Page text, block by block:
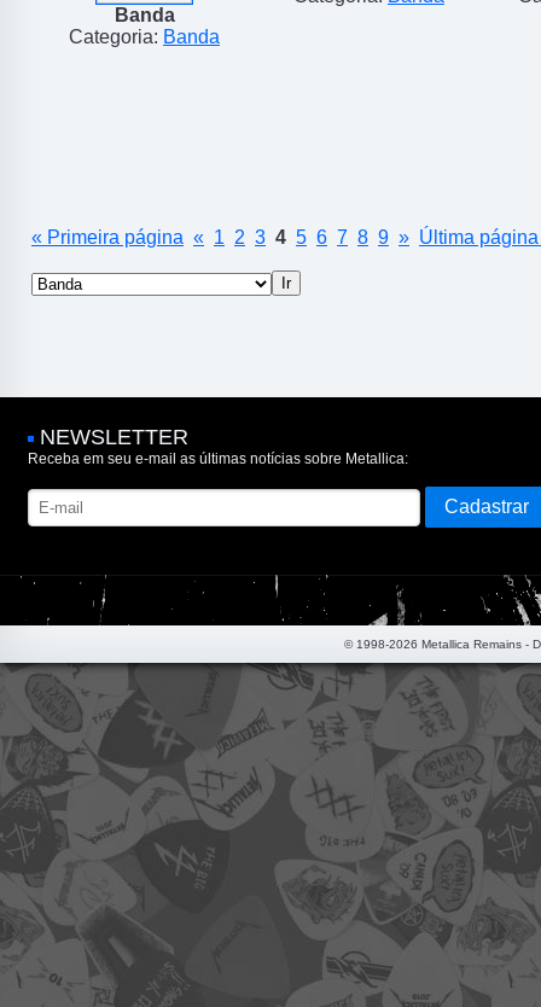
Banda
Categoria: Banda
« Primeira página « 1 2 3 4 5 6 7 8 9 » Última
NEWSLETTER
Receba em seu e-mail as últimas notícias sobre Metallica:
© 1998-2026 Metallica Remains -